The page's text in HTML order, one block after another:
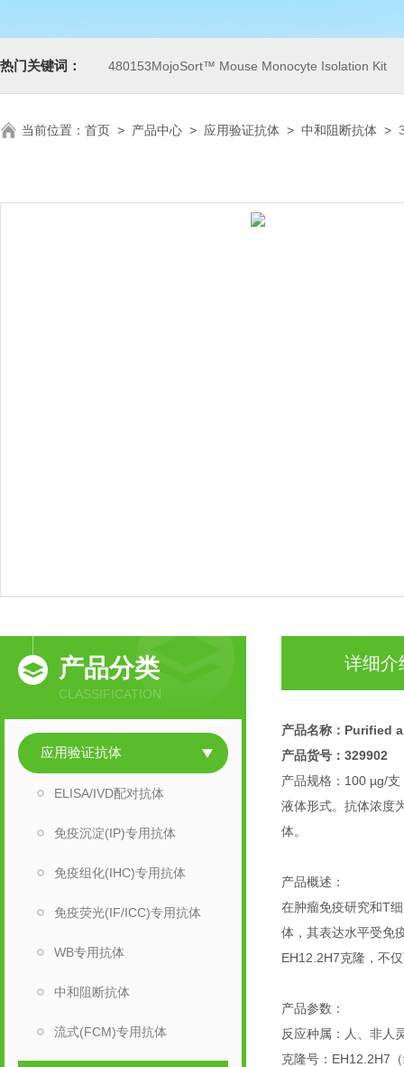
热门关键词： 480153MojoSort™ Mouse Monocyte Isolation Kit
当前位置： 首页 > 产品中心 > 应用验证抗体 > 中和阻断抗体 >
产品分类
CLASSIFICATION
应用验证抗体
ELISA/IVD配对抗体
免疫沉淀(IP)专用抗体
免疫组化(IHC)专用抗体
免疫荧光(IF/ICC)专用抗体
WB专用抗体
中和阻断抗体
流式(FCM)专用抗体
详细介
产品名称：Purified
产品货号：329902
产品规格：100 µg/支
液体形式。抗体浓度
体。
产品概述：
在肿瘤免疫研究和T
体，其表达水平受免
EH12.2H7克隆，不
产品参数：
反应种属：人、非人
克隆号：EH12.2H7